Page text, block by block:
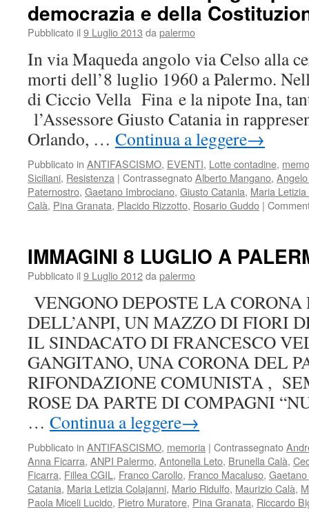
PATTI
DI
democrazia e della
Pubblicato il 9 Luglio 2013 da palermo
In via Maqueda angolo via Celso alla
morti dell’8 luglio 1960 a Palermo.
di Ciccio Vella Fina e la nipote Ina,
l’Assessore Giusto Catania in
Orlando, … Continua a leggere→
Pubblicato in ANTIFASCISMO, EVENTI, Lotte contadine,
Siciliani, Resistenza | ContrassegnatoAlberto Mangano,
Paternostro, Gaetano Imbrociano, Giusto Catania, Maria
Calà, Pina Granata, Placido Rizzotto, Rosario Guddo |
IMMAGINI 8 LUGLIO A
Pubblicato il 9 Luglio 2012da palermo
VENGONO DEPOSTE LA CORONA
DELL’ANPI, UN MAZZO DI FIORI
IL SINDACATO DI FRANCESCO
GANGITANO, UNA CORONA DEL
RIFONDAZIONE COMUNISTA ,
ROSE DA PARTE DI COMPAGNI
… Continua a leggere→
Pubblicato in ANTIFASCISMO, memoria | Contrassegnato
Anna Ficarra, ANPI Palermo, Antonella Leto, Brunella Calà,
Ficarra, Fillea CGIL , Franco Carollo, Franco Macaluso,
Catania, Maria Letizia Colajanni, Mario Ridulfo, Maurizio Calà,
Paola Miceli Lucido, Pietro Muratore, Pina Granata, Riccardo